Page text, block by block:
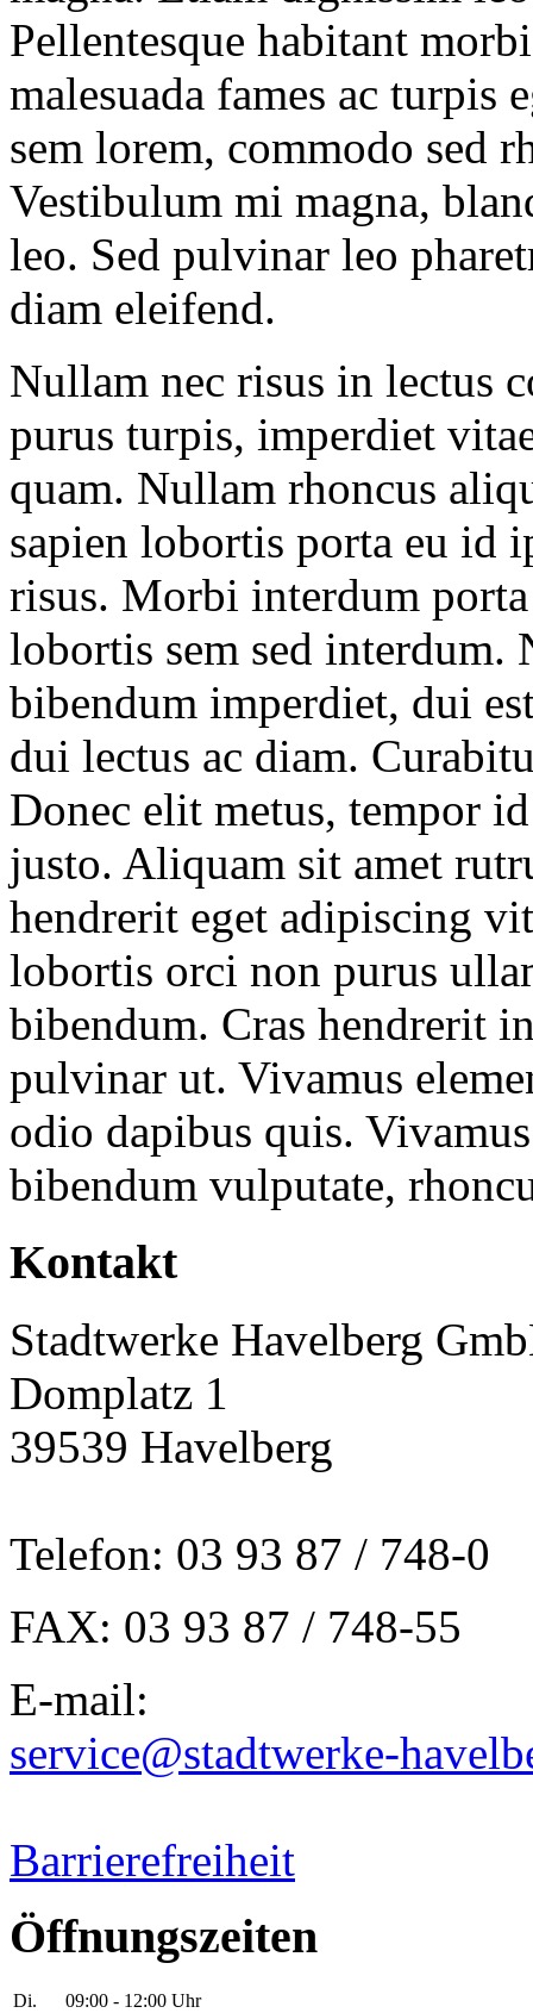
Pellentesque habitant
malesuada fames ac
sem lorem, commodo sed
Vestibulum mi magna,
leo. Sed pulvinar leo
diam eleifend.
Nullam nec risus in lectus
purus turpis, imperdiet
quam. Nullam rhoncus
sapien lobortis porta eu id
risus. Morbi interdum
lobortis sem sed interdum.
bibendum imperdiet, dui
dui lectus ac diam.
Donec elit metus, tempor
justo. Aliquam sit amet
hendrerit eget adipiscing
lobortis orci non purus
bibendum. Cras hendrerit
pulvinar ut. Vivamus
odio dapibus quis.
bibendum vulputate,
Kontakt
Stadtwerke Havelberg
Domplatz 1
39539 Havelberg
Telefon: 03 93 87 / 748-0
FAX: 03 93 87 / 748-55
E-mail:
service@stadtwerke-
Barrierefreiheit
Öffnungszeiten
Di.
09:00 - 12:00 Uhr